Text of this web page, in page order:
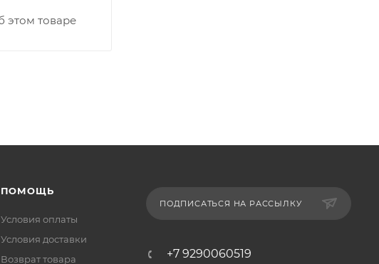
этом товаре
ПОМОЩЬ
Условия оплаты
Условия доставки
Возврат товара
ПОДПИСАТЬСЯ НА РАССЫЛКУ
+7 9290060519